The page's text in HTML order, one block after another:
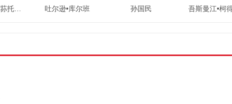
库尔班•图尔荪托合提 吐尔逊•库尔班 孙国民 吾斯曼江•柯得汗